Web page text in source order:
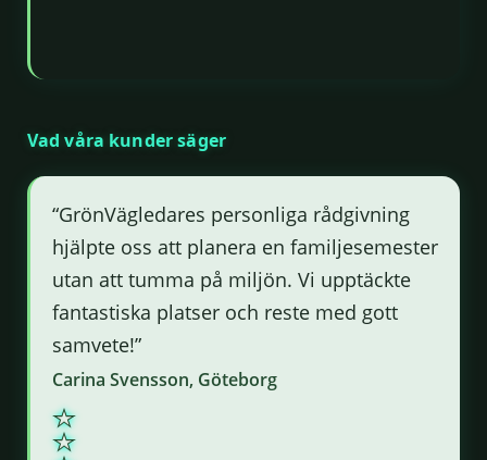
Vad våra kunder säger
“GrönVägledares personliga rådgivning
hjälpte oss att planera en familjesemester
utan att tumma på miljön. Vi upptäckte
fantastiska platser och reste med gott
samvete!”
Carina Svensson, Göteborg